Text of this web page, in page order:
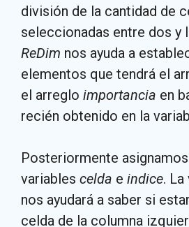
división de la cantidad de
seleccionadas entre dos y
ReDim nos ayuda a
elementos que tendrá el
el arreglo importancia en
recién obtenido en la
Posteriormente
variables celda e indice. La
nos ayudará a saber si
celda de la columna